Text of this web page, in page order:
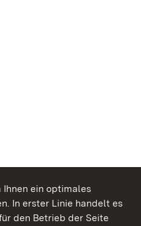
Ihnen ein optimales
In erster Linie handelt es
den Betrieb der Seite